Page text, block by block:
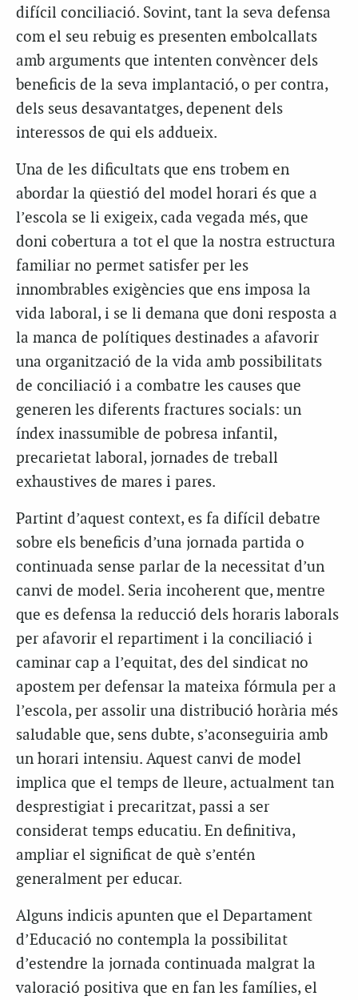
difícil conciliació. Sovint, tant la seva defensa
com el seu rebuig es presenten embolcallats
amb arguments que intenten convèncer dels
beneficis de la seva implantació, o per contra,
dels seus desavantatges, depenent dels
interessos de qui els addueix.
Una de les dificultats que ens trobem en
abordar la qüestió del model horari és que a
l’escola se li exigeix, cada vegada més, que
doni cobertura a tot el que la nostra estructura
familiar no permet satisfer per les
innombrables exigències que ens imposa la
vida laboral, i se li demana que doni resposta a
la manca de polítiques destinades a afavorir
una organització de la vida amb possibilitats
de conciliació i a combatre les causes que
generen les diferents fractures socials: un
índex inassumible de pobresa infantil,
precarietat laboral, jornades de treball
exhaustives de mares i pares.
Partint d’aquest context, es fa difícil debatre
sobre els beneficis d’una jornada partida o
continuada sense parlar de la necessitat d’un
canvi de model. Seria incoherent que, mentre
que es defensa la reducció dels horaris laborals
per afavorir el repartiment i la conciliació i
caminar cap a l’equitat, des del sindicat no
apostem per defensar la mateixa fórmula per a
l’escola, per assolir una distribució horària més
saludable que, sens dubte, s’aconseguiria amb
un horari intensiu. Aquest canvi de model
implica que el temps de lleure, actualment tan
desprestigiat i precaritzat, passi a ser
considerat temps educatiu. En definitiva,
ampliar el significat de què s’entén
generalment per educar.
Alguns indicis apunten que el Departament
d’Educació no contempla la possibilitat
d’estendre la jornada continuada malgrat la
valoració positiva que en fan les famílies, el